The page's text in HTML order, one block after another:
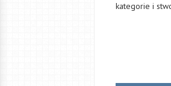
kategorie i